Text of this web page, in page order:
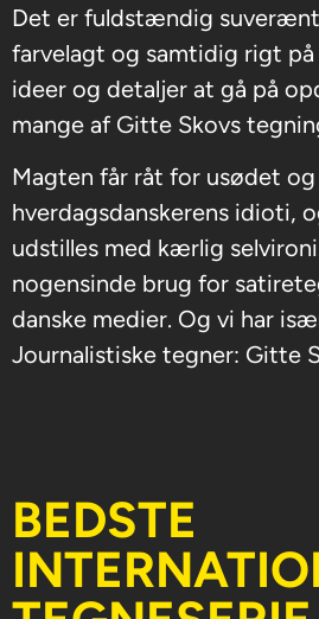
Det er fuldstændig
farvelagt og samtidig rigt på
ideer og detaljer at gå på
mange af Gitte Skovs
Magten får råt for usødet og
hverdagsdanskerens idioti,
udstilles med kærlig
nogensinde brug for
danske medier. Og vi har
Journalistiske tegner: Gitte
BEDSTE